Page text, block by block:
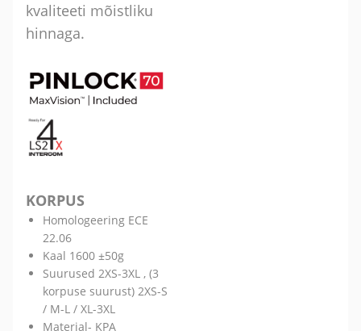
kvaliteeti mõistliku
hinnaga.
KORPUS
Homologeering ECE
22.06
Kaal 1600 ±50g
Suurused 2XS-3XL , (3
korpuse suurust) 2XS-S
/ M-L / XL-3XL
Materjal- KPA